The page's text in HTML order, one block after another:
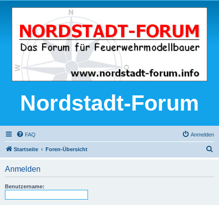
Nordstadt-Forum
FAQ Anmelden
Startseite Foren-Übersicht
Anmelden
Benutzername: